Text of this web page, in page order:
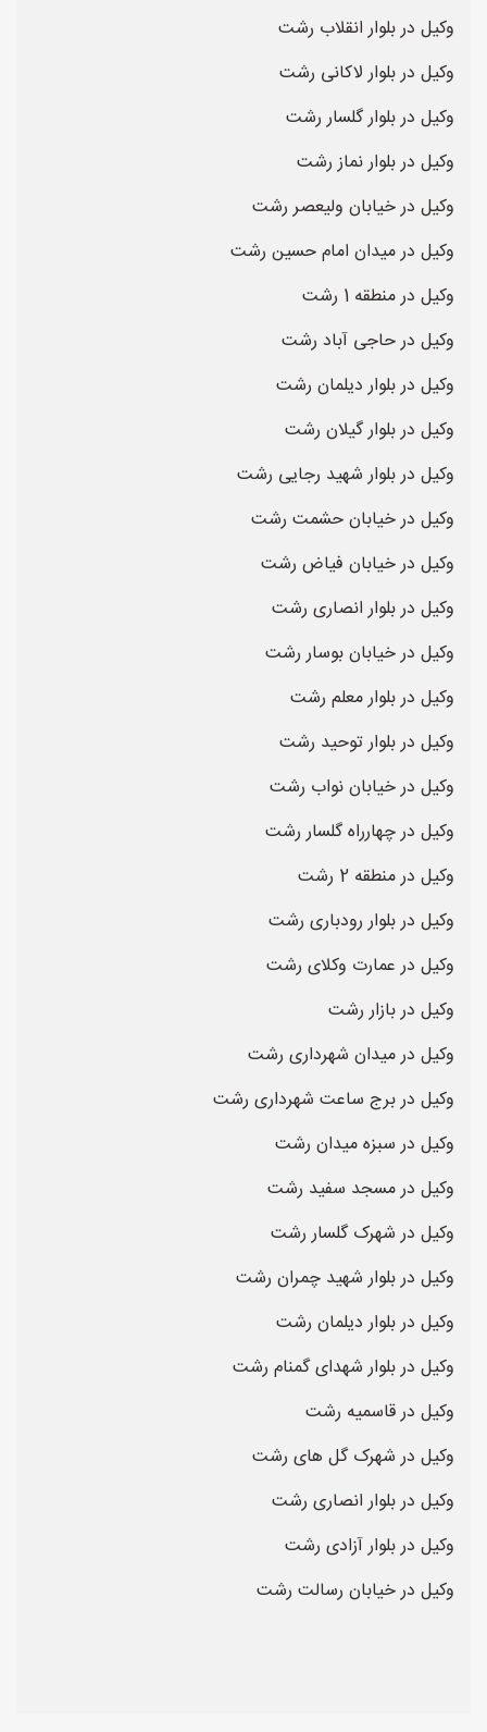
وکیل در بلوار انقلاب رشت
وکیل در بلوار لاکانی رشت
وکیل در بلوار گلسار رشت
وکیل در بلوار نماز رشت
وکیل در خیابان ولیعصر رشت
وکیل در میدان امام حسین رشت
وکیل در منطقه 1 رشت
وکیل در حاجی آباد رشت
وکیل در بلوار دیلمان رشت
وکیل در بلوار گیلان رشت
وکیل در بلوار شهید رجایی رشت
وکیل در خیابان حشمت رشت
وکیل در خیابان فیاض رشت
وکیل در بلوار انصاری رشت
وکیل در خیابان بوسار رشت
وکیل در بلوار معلم رشت
وکیل در بلوار توحید رشت
وکیل در خیابان نواب رشت
وکیل در چهارراه گلسار رشت
وکیل در منطقه 2 رشت
وکیل در بلوار رودباری رشت
وکیل در عمارت وکلای رشت
وکیل در بازار رشت
وکیل در میدان شهرداری رشت
وکیل در برج ساعت شهرداری رشت
وکیل در سبزه میدان رشت
وکیل در مسجد سفید رشت
وکیل در شهرک گلسار رشت
وکیل در بلوار شهید چمران رشت
وکیل در بلوار دیلمان رشت
وکیل در بلوار شهدای گمنام رشت
وکیل در قاسمیه رشت
وکیل در شهرک گل های رشت
وکیل در بلوار انصاری رشت
وکیل در بلوار آزادی رشت
وکیل در خیابان رسالت رشت